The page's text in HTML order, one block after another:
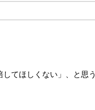
てほしくない」、と思う